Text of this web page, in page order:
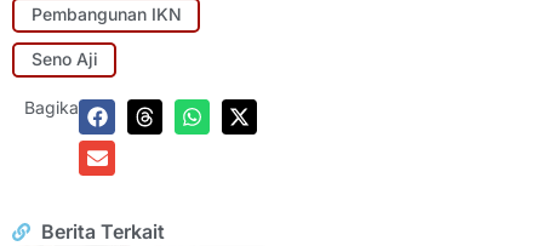
Pembangunan IKN
Seno Aji
Bagikan:
Berita Terkait